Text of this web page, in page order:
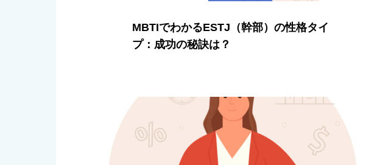
MBTIでわかるESTJ（幹部）の性格タイ
プ：成功の秘訣は？